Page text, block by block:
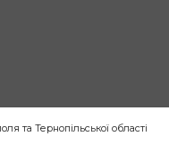
та Тернопільської області